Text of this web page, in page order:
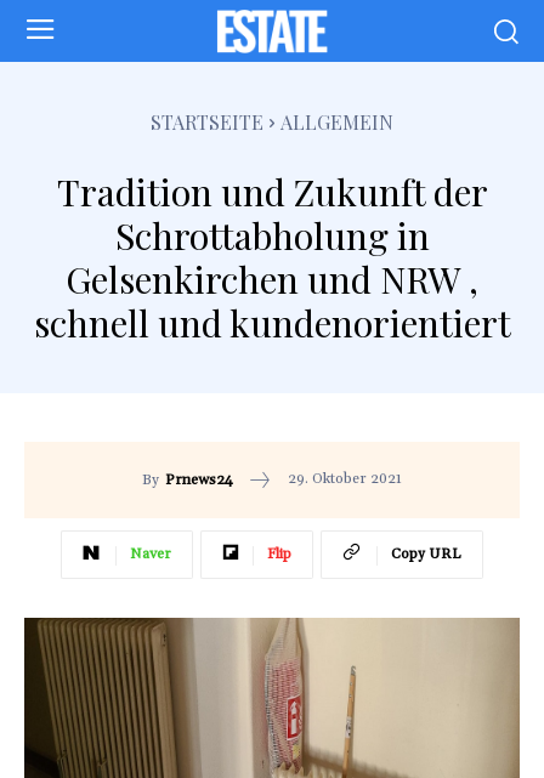
STARTSEITE ALLGEMEIN
Tradition und Zukunft der
Schrottabholung in
Gelsenkirchen und NRW ,
schnell und kundenorientiert
By Prnews24 29. Oktober 2021
Naver Flip Copy URL